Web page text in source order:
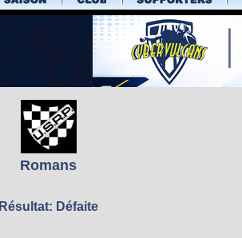
Romans
Résultat: Défaite